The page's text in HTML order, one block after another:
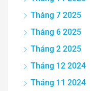
Tháng 7 2025
Tháng 6 2025
Tháng 2 2025
Tháng 12 2024
Tháng 11 2024